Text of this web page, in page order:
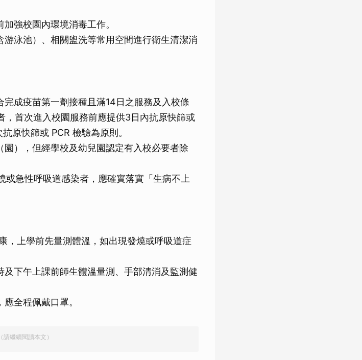
強校園內環境消毒工作。
游泳池）、相關盥洗等常用空間進行衛生清潔消
完成疫苗第一劑接種且滿14日之服務及入校條
，首次進入校園服務前應提供3日內抗原快篩或
原快篩或 PCR 檢驗為原則。
園），但經學校及幼兒園認定有入校必要者除
或急性呼吸道感染者，應確實落實「生病不上
，上學前先量測體溫，如出現發燒或呼吸道症
及下午上課前師生體溫量測、手部清消及監測健
全程佩戴口罩。
請繼續閱讀本文）